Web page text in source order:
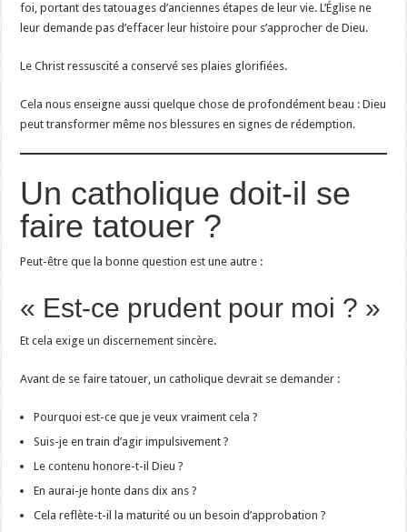
foi, portant des tatouages d’anciennes étapes de leur vie. L’Église ne
leur demande pas d’effacer leur histoire pour s’approcher de Dieu.
Le Christ ressuscité a conservé ses plaies glorifiées.
Cela nous enseigne aussi quelque chose de profondément beau : Dieu
peut transformer même nos blessures en signes de rédemption.
Un catholique doit-il se
faire tatouer ?
Peut-être que la bonne question est une autre :
« Est-ce prudent pour moi ? »
Et cela exige un discernement sincère.
Avant de se faire tatouer, un catholique devrait se demander :
Pourquoi est-ce que je veux vraiment cela ?
Suis-je en train d’agir impulsivement ?
Le contenu honore-t-il Dieu ?
En aurai-je honte dans dix ans ?
Cela reflète-t-il la maturité ou un besoin d’approbation ?